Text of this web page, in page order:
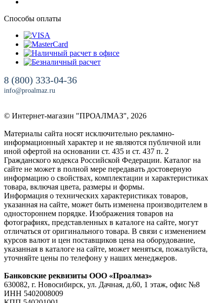
Способы оплаты
8 (800) 333-04-36
info@proalmaz.ru
© Интернет-магазин "ПРОАЛМАЗ", 2026
Материалы сайта носят исключительно рекламно-
информационный характер и не являются публичной или
иной офертой на основании ст. 435 и ст. 437 п. 2
Гражданского кодекса Российской Федерации. Каталог на
сайте не может в полной мере передавать достоверную
информацию о свойствах, комплектации и характеристиках
товара, включая цвета, размеры и формы.
Информация о технических характеристиках товаров,
указанная на сайте, может быть изменена производителем в
одностороннем порядке. Изображения товаров на
фотографиях, представленных в каталоге на сайте, могут
отличаться от оригинального товара. В связи с изменением
курсов валют и цен поставщиков цена на оборудование,
указанная в каталоге на сайте, может меняться, пожалуйста,
уточняйте цены по телефону у наших менеджеров.
Банковские реквизиты ООО «Проалмаз»
630082, г. Новосибирск, ул. Дачная, д.60, 1 этаж, офис №8
ИНН 5402008009